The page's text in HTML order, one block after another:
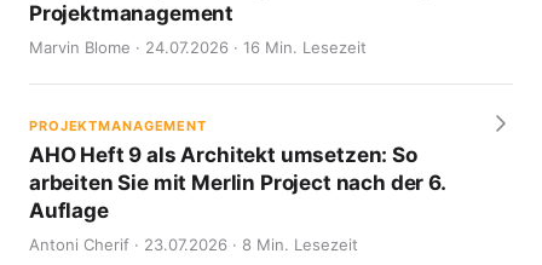
Projektmanagement
Marvin Blome · 24.07.2026 · 16 Min. Lesezeit
PROJEKTMANAGEMENT
AHO Heft 9 als Architekt umsetzen: So
arbeiten Sie mit Merlin Project nach der 6.
Auflage
Antoni Cherif · 23.07.2026 · 8 Min. Lesezeit